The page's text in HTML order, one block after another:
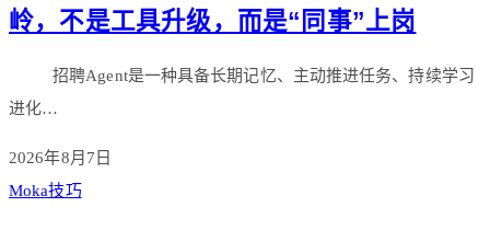
岭，不是工具升级，而是“同事”上岗
招聘Agent是一种具备长期记忆、主动推进任务、持续学习
进化…
2026年8月7日
Moka技巧